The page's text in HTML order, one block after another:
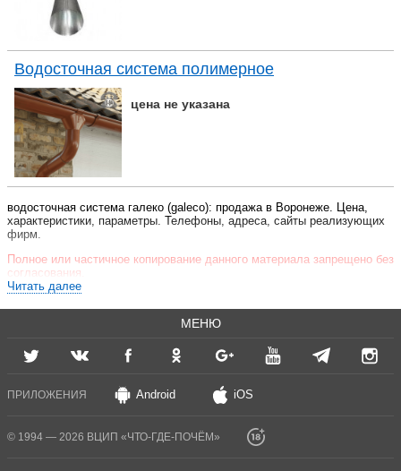
Водосточная система полимерное
цена не указана
водосточная система галеко (galeco): продажа в Воронеже. Цена,
характеристики, параметры. Телефоны, адреса, сайты реализующих
фирм.
Полное или частичное копирование данного материала запрещено без
согласования.
Читать далее
МЕНЮ
ПРИЛОЖЕНИЯ Android iOS
© 1994 — 2026 ВЦИП «ЧТО-ГДЕ-ПОЧЁМ»